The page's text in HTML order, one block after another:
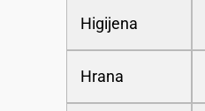
Higijena
Hrana